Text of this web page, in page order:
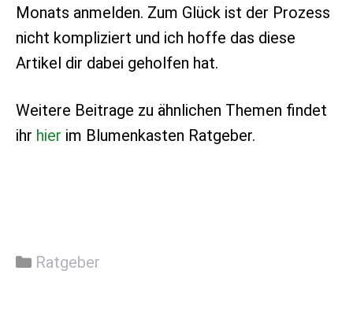
Monats anmelden. Zum Glück ist der Prozess
nicht kompliziert und ich hoffe das diese
Artikel dir dabei geholfen hat.
Weitere Beitrage zu ähnlichen Themen findet
ihr hier im Blumenkasten Ratgeber.
Kategorien
Ratgeber